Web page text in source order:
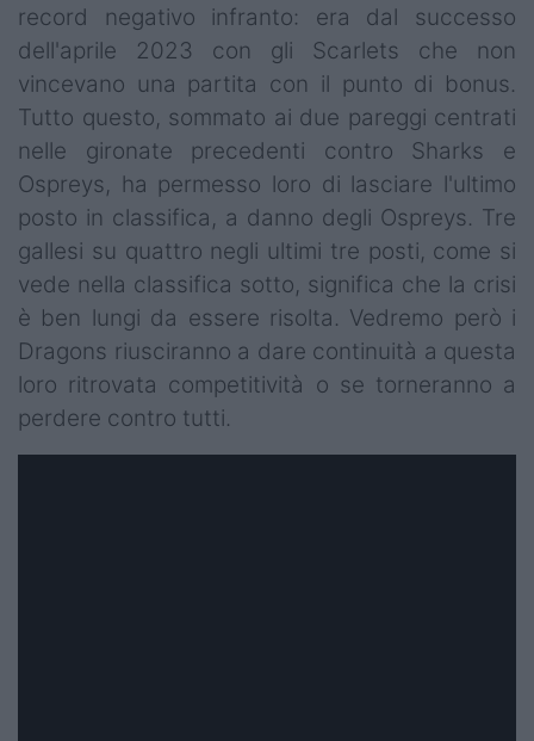
record negativo infranto: era dal successo
dell'aprile 2023 con gli Scarlets che non
vincevano una partita con il punto di bonus.
Tutto questo, sommato ai due pareggi centrati
nelle gironate precedenti contro Sharks e
Ospreys, ha permesso loro di lasciare l'ultimo
posto in classifica, a danno degli Ospreys. Tre
gallesi su quattro negli ultimi tre posti, come si
vede nella classifica sotto, significa che la crisi
è ben lungi da essere risolta. Vedremo però i
Dragons riusciranno a dare continuità a questa
loro ritrovata competitività o se torneranno a
perdere contro tutti.